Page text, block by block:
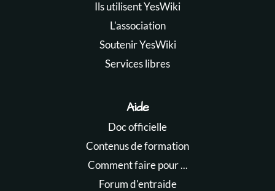
Ils utilisent YesWiki
L'association
Soutenir YesWiki
Services libres
Aide
Doc officielle
Contenus de formation
Comment faire pour ...
Forum d'entraide